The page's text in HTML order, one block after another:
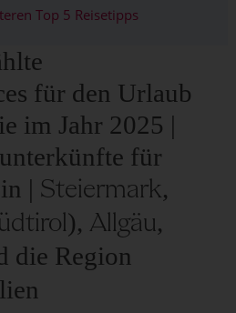
Top 5 Reisetipps
für den Urlaub
im Jahr 2025 |
für
| Steiermark,
), Allgäu,
die Region